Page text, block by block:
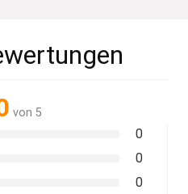
von 5
0
0
0